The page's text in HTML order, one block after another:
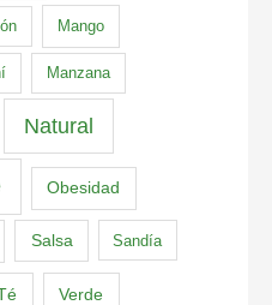
Mango
Manzana
Natural
Obesidad
Salsa Sandía
Verde